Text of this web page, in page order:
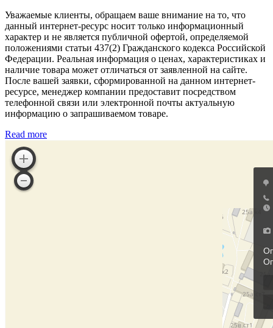
Уважаемые клиенты, обращаем ваше внимание на то, что
данный интернет-ресурс носит только информационный
характер и не является публичной офертой, определяемой
положениями статьи 437(2) Гражданского кодекса Российской
Федерации. Реальная информация о ценах, характеристиках и
наличие товара может отличаться от заявленной на сайте.
После вашей заявки, сформированной на данном интернет-
ресурсе, менеджер компании предоставит посредством
телефонной связи или электронной почты актуальную
информацию о запрашиваемом товаре.
Read more